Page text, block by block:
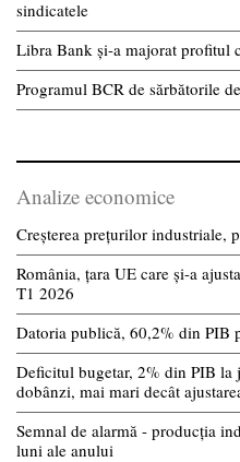
sindicatele
Libra Bank și-a majorat profitul
Programul BCR de sărbătorile
Analize economice
Creșterea prețurilor industriale,
România, țara UE care și-a
T1 2026
Datoria publică, 60,2% din PIB
Deficitul bugetar, 2% din PIB la
dobânzi, mai mari decât
Semnal de alarmă - producția
luni ale anului